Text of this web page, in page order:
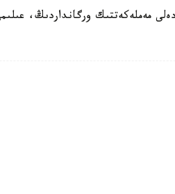
مەملەكەتتىك ورگانداردىڭ،